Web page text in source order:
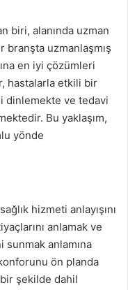
biri, alanında uzman
uzmanlaşmış
en iyi çözümleri
hastalarla etkili bir
dinlemekte ve tedavi
Bu yaklaşım,
yönde
hizmeti anlayışını
anlamak ve
anlamına
ön planda
şekilde dahil